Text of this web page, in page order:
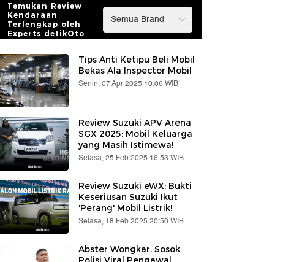
Temukan Review
Kendaraan
Terlengkap oleh
Experts detikOto
Tips Anti Ketipu Beli Mobil
Bekas Ala Inspector Mobil
Senin, 07 Apr 2025 10:06 WIB
Review Suzuki APV Arena
SGX 2025: Mobil Keluarga
yang Masih Istimewa!
Selasa, 25 Feb 2025 16:53 WIB
Review Suzuki eWX: Bukti
Keseriusan Suzuki Ikut
'Perang' Mobil Listrik!
Selasa, 18 Feb 2025 20:50 WIB
Abster Wongkar, Sosok